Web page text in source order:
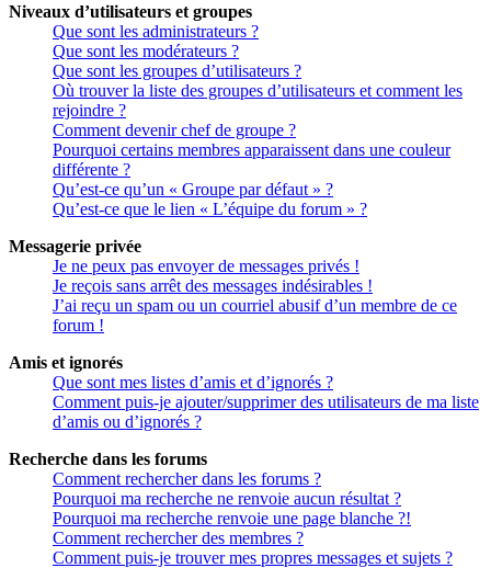
Niveaux d’utilisateurs et groupes
Que sont les administrateurs ?
Que sont les modérateurs ?
Que sont les groupes d’utilisateurs ?
Où trouver la liste des groupes d’utilisateurs et comment les
rejoindre ?
Comment devenir chef de groupe ?
Pourquoi certains membres apparaissent dans une couleur
différente ?
Qu’est-ce qu’un « Groupe par défaut » ?
Qu’est-ce que le lien « L’équipe du forum » ?
Messagerie privée
Je ne peux pas envoyer de messages privés !
Je reçois sans arrêt des messages indésirables !
J’ai reçu un spam ou un courriel abusif d’un membre de ce
forum !
Amis et ignorés
Que sont mes listes d’amis et d’ignorés ?
Comment puis-je ajouter/supprimer des utilisateurs de ma liste
d’amis ou d’ignorés ?
Recherche dans les forums
Comment rechercher dans les forums ?
Pourquoi ma recherche ne renvoie aucun résultat ?
Pourquoi ma recherche renvoie une page blanche ?!
Comment rechercher des membres ?
Comment puis-je trouver mes propres messages et sujets ?